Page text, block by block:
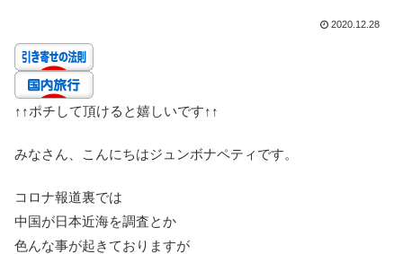
2020.12.28
↑↑ポチして頂けると嬉しいです↑↑
みなさん、こんにちはジュンボナペティです。
コロナ報道裏では
中国が日本近海を調査とか
色んな事が起きておりますが